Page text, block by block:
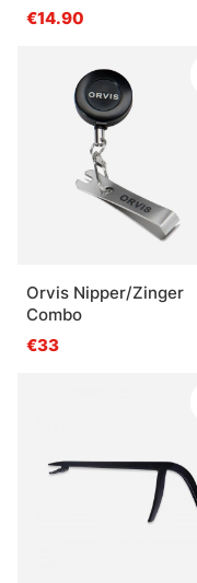
€14.90
Orvis Nipper/Zinger
Combo
€33